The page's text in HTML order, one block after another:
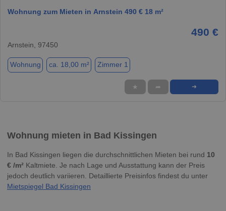
Wohnung zum Mieten in Arnstein 490 € 18 m²
490 €
Arnstein, 97450
Wohnung ca. 18,00 m² Zimmer 1
★ ➦ ➜
Wohnung mieten in Bad Kissingen
In Bad Kissingen liegen die durchschnittlichen Mieten bei rund 10
€ /m² Kaltmiete. Je nach Lage und Ausstattung kann der Preis
jedoch deutlich variieren. Detaillierte Preisinfos findest du unter
Mietspiegel Bad Kissingen